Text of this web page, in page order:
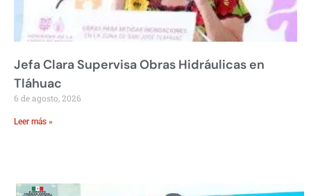
Jefa Clara Supervisa Obras Hidráulicas en
Tláhuac
6 de agosto, 2026
Leer más »